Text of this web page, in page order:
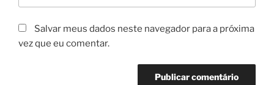
Salvar meus dados neste navegador para a próxima
vez que eu comentar.